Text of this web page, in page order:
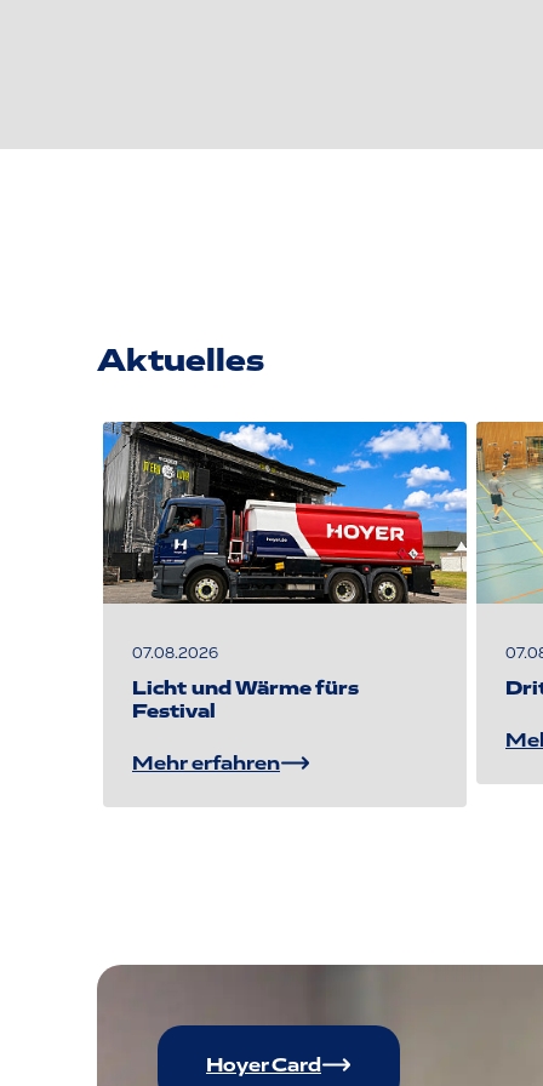
Aktuelles
07.08.2026
Licht und Wärme fürs
Festival
Mehr erfahren
Hoyer Card